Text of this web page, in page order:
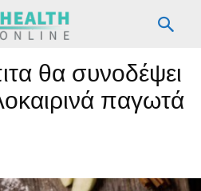
θα συνοδέψει
παγωτά